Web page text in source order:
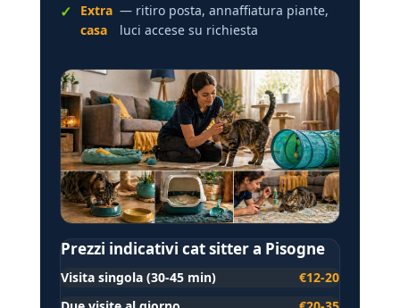
Extra
casa
— ritiro posta, annaffiatura piante,
luci accese su richiesta
Prezzi indicativi cat sitter a Pisogne
Visita singola (30-45 min)
€12-20